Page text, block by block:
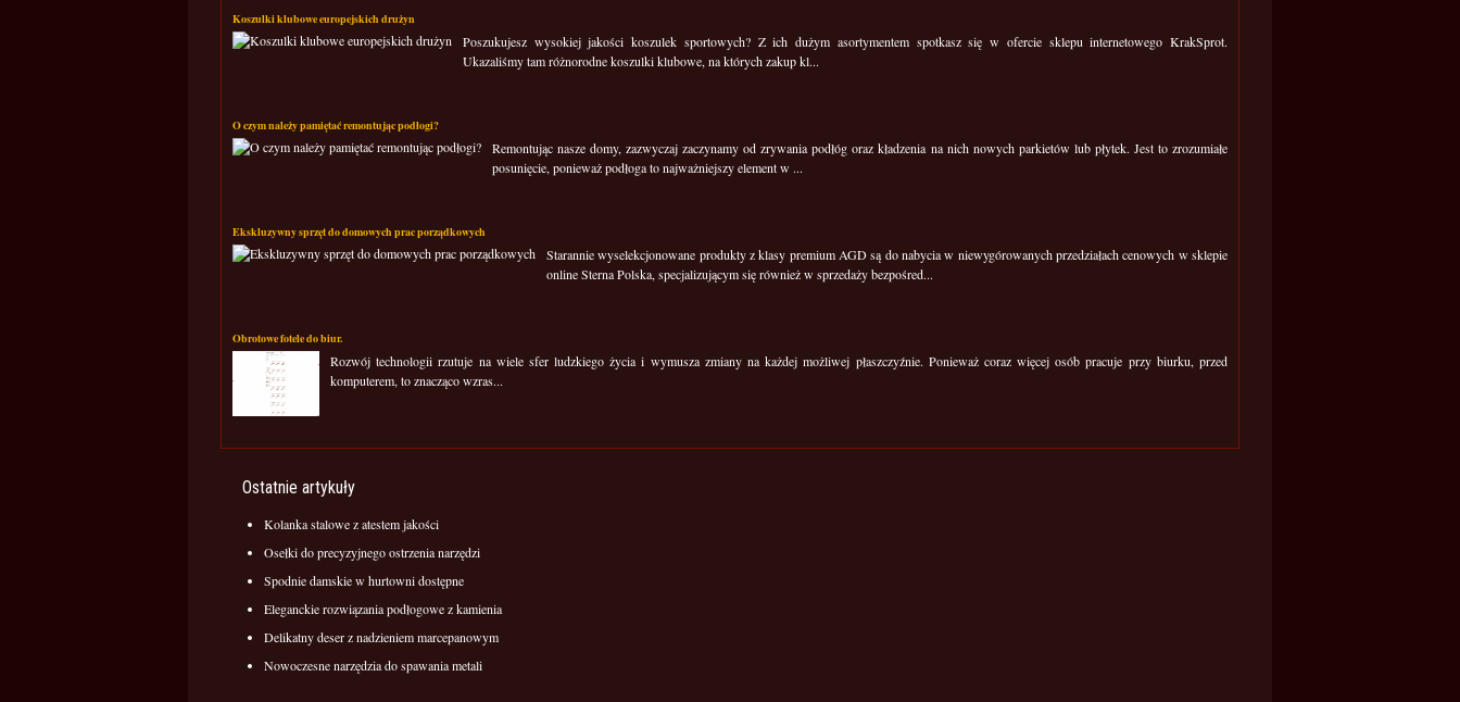
Koszulki klubowe europejskich drużyn
Poszukujesz wysokiej jakości koszulek sportowych? Z ich dużym asortymentem spotkasz się w ofercie sklepu internetowego KrakSprot.
Ukazaliśmy tam różnorodne koszulki klubowe, na których zakup kl...
O czym należy pamiętać remontując podłogi?
Remontując nasze domy, zazwyczaj zaczynamy od zrywania podłóg oraz kładzenia na nich nowych parkietów lub płytek. Jest to zrozumiałe
posunięcie, ponieważ podłoga to najważniejszy element w ...
Ekskluzywny sprzęt do domowych prac porządkowych
Starannie wyselekcjonowane produkty z klasy premium AGD są do nabycia w niewygórowanych przedziałach cenowych w sklepie
online Sterna Polska, specjalizującym się również w sprzedaży bezpośred...
Obrotowe fotele do biur.
Rozwój technologii rzutuje na wiele sfer ludzkiego życia i wymusza zmiany na każdej możliwej płaszczyźnie. Ponieważ coraz więcej osób pracuje przy biurku, przed
komputerem, to znacząco wzras...
Ostatnie artykuły
Kolanka stalowe z atestem jakości
Osełki do precyzyjnego ostrzenia narzędzi
Spodnie damskie w hurtowni dostępne
Eleganckie rozwiązania podłogowe z kamienia
Delikatny deser z nadzieniem marcepanowym
Nowoczesne narzędzia do spawania metali